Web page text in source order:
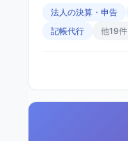
法人の決算・申告
記帳代行
他19件